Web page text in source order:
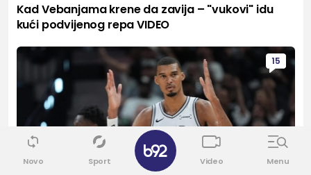
Kad Vebanjama krene da zavija – "vukovi" idu
kući podvijenog repa VIDEO
15
Novo Sport Video Menu
✕